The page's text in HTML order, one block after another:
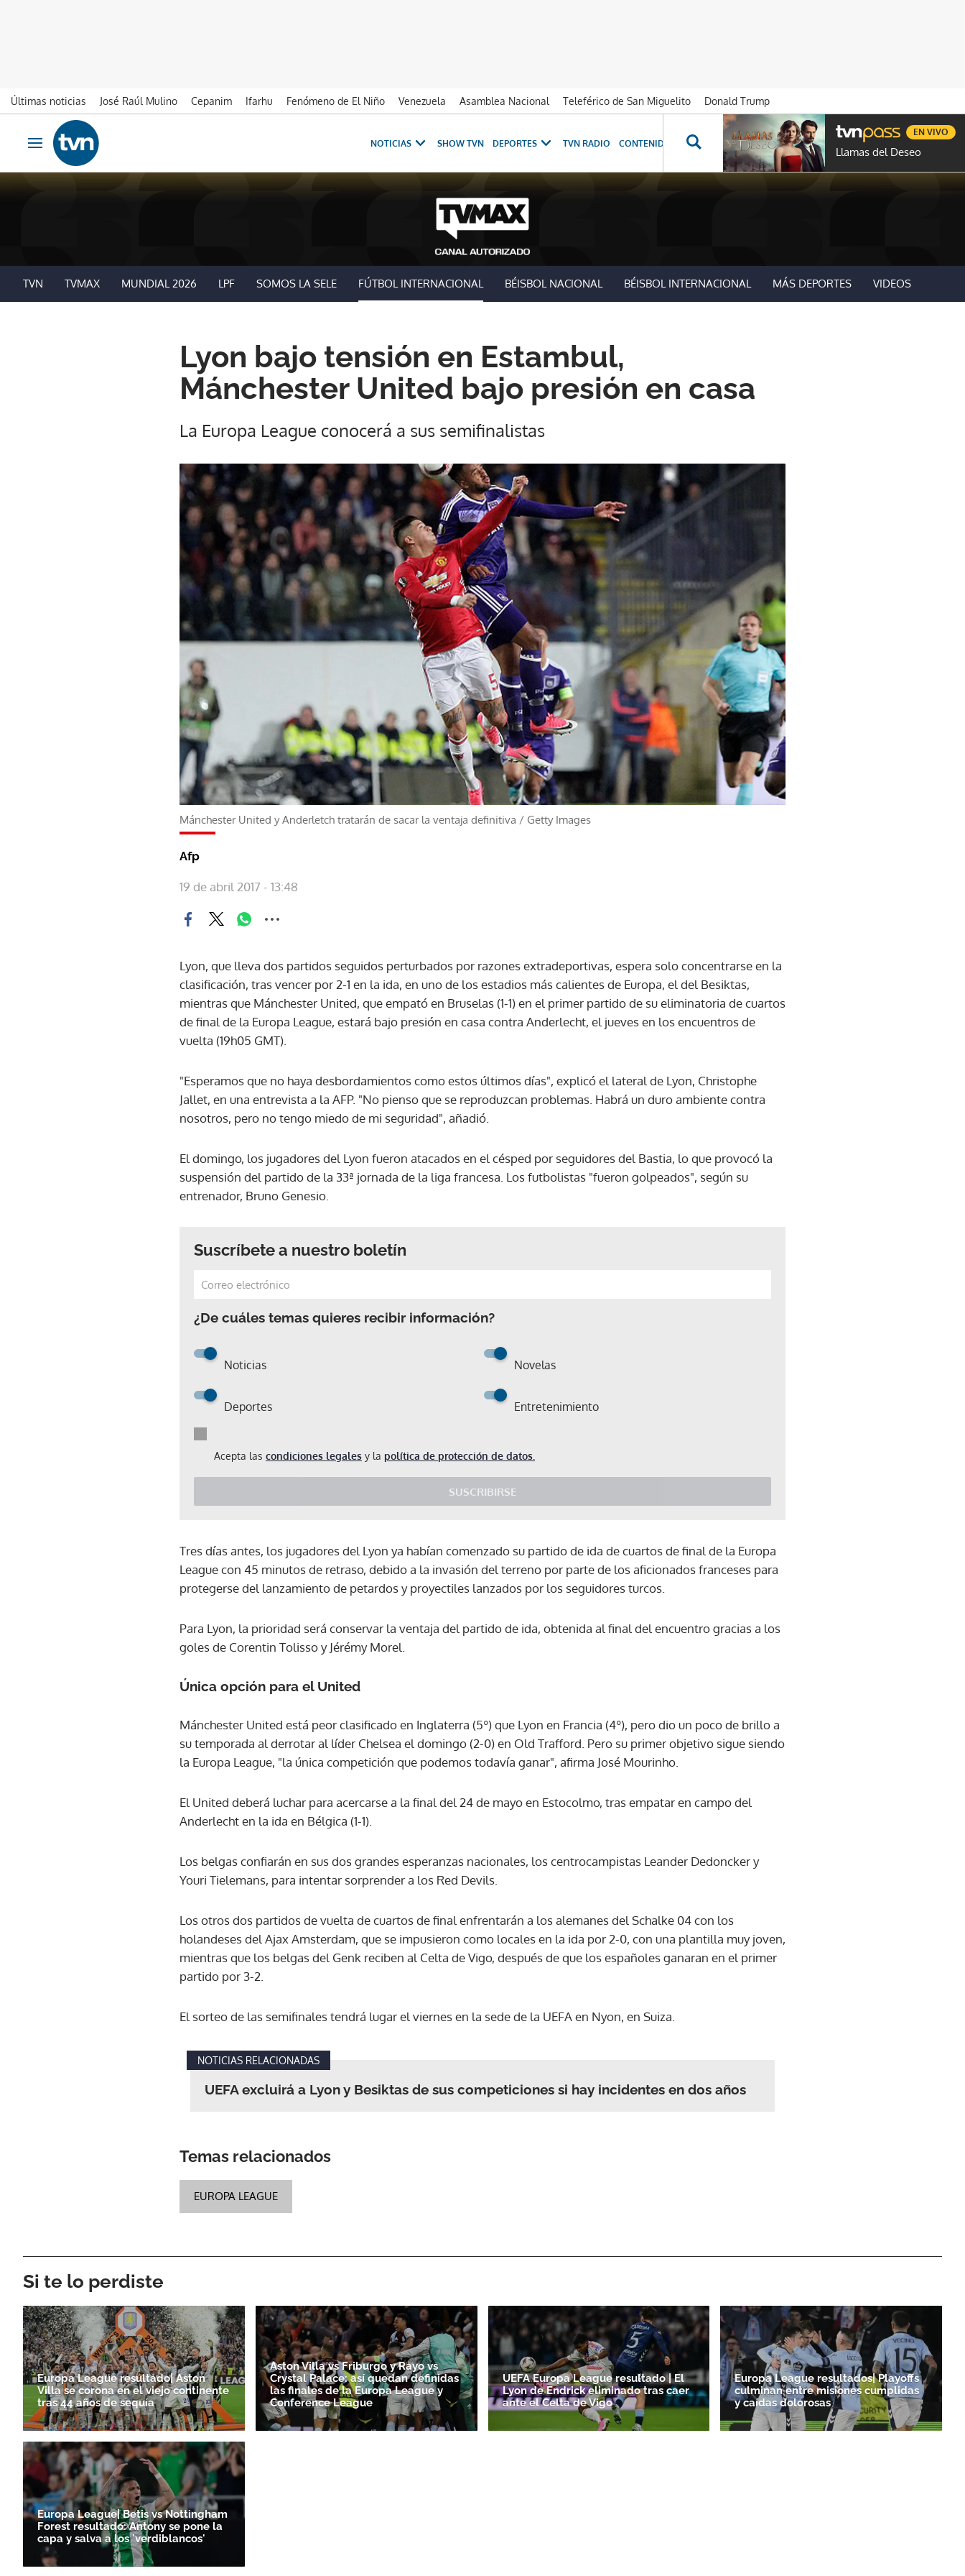
Últimas noticias José Raúl Mulino Cepanim Ifarhu Fenómeno de El Niño Venezuela Asamblea Nacional Teleférico de San Miguelito
Donald Trump
Ir al contenido
Obrir navegació
NOTICIAS SHOW TVN DEPORTES TVN RADIO CONTENIDOS ESPECIALES NOVELAS PROGRAMAS GENTE TVN
Llamas del Deseo
EN VIVO
TVN TVMAX MUNDIAL 2026 LPF SOMOS LA SELE FÚTBOL INTERNACIONAL BÉISBOL NACIONAL BÉISBOL INTERNACIONAL MÁS DEPORTES VIDEOS
Lyon bajo tensión en Estambul,
Mánchester United bajo presión en casa
La Europa League conocerá a sus semifinalistas
Mánchester United y Anderletch tratarán de sacar la ventaja definitiva / Getty Images
Afp
19 de abril 2017 - 13:48
Lyon, que lleva dos partidos seguidos perturbados por razones extradeportivas, espera solo concentrarse en la
clasificación, tras vencer por 2-1 en la ida, en uno de los estadios más calientes de Europa, el del Besiktas,
mientras que Mánchester United, que empató en Bruselas (1-1) en el primer partido de su eliminatoria de cuartos
de final de la Europa League, estará bajo presión en casa contra Anderlecht, el jueves en los encuentros de
vuelta (19h05 GMT).
"Esperamos que no haya desbordamientos como estos últimos días", explicó el lateral de Lyon, Christophe
Jallet, en una entrevista a la AFP. "No pienso que se reproduzcan problemas. Habrá un duro ambiente contra
nosotros, pero no tengo miedo de mi seguridad", añadió.
El domingo, los jugadores del Lyon fueron atacados en el césped por seguidores del Bastia, lo que provocó la
suspensión del partido de la 33ª jornada de la liga francesa. Los futbolistas "fueron golpeados", según su
entrenador, Bruno Genesio.
Suscríbete a nuestro boletín
¿De cuáles temas quieres recibir información?
Noticias Novelas
Deportes Entretenimiento
Acepta las condiciones legales y la política de protección de datos.
SUSCRIBIRSE
Tres días antes, los jugadores del Lyon ya habían comenzado su partido de ida de cuartos de final de la Europa
League con 45 minutos de retraso, debido a la invasión del terreno por parte de los aficionados franceses para
protegerse del lanzamiento de petardos y proyectiles lanzados por los seguidores turcos.
Para Lyon, la prioridad será conservar la ventaja del partido de ida, obtenida al final del encuentro gracias a los
goles de Corentin Tolisso y Jérémy Morel.
Única opción para el United
Mánchester United está peor clasificado en Inglaterra (5º) que Lyon en Francia (4º), pero dio un poco de brillo a
su temporada al derrotar al líder Chelsea el domingo (2-0) en Old Trafford. Pero su primer objetivo sigue siendo
la Europa League, "la única competición que podemos todavía ganar", afirma José Mourinho.
El United deberá luchar para acercarse a la final del 24 de mayo en Estocolmo, tras empatar en campo del
Anderlecht en la ida en Bélgica (1-1).
Los belgas confiarán en sus dos grandes esperanzas nacionales, los centrocampistas Leander Dedoncker y
Youri Tielemans, para intentar sorprender a los Red Devils.
Los otros dos partidos de vuelta de cuartos de final enfrentarán a los alemanes del Schalke 04 con los
holandeses del Ajax Amsterdam, que se impusieron como locales en la ida por 2-0, con una plantilla muy joven,
mientras que los belgas del Genk reciben al Celta de Vigo, después de que los españoles ganaran en el primer
partido por 3-2.
El sorteo de las semifinales tendrá lugar el viernes en la sede de la UEFA en Nyon, en Suiza.
NOTICIAS RELACIONADAS
UEFA excluirá a Lyon y Besiktas de sus competiciones si hay incidentes en dos años
Temas relacionados
EUROPA LEAGUE
Si te lo perdiste
Europa League resultado| Aston
Villa se corona en el viejo continente
tras 44 años de sequía
Aston Villa vs Friburgo y Rayo vs
Crystal Palace: así quedan definidas
las finales de la Europa League y
Conference League
UEFA Europa League resultado | El
Lyon de Endrick eliminado tras caer
ante el Celta de Vigo
Europa League resultados| Playoffs
culminan entre misiones cumplidas
y caídas dolorosas
Europa League| Betis vs Nottingham
Forest resultado: Antony se pone la
capa y salva a los 'verdiblancos'